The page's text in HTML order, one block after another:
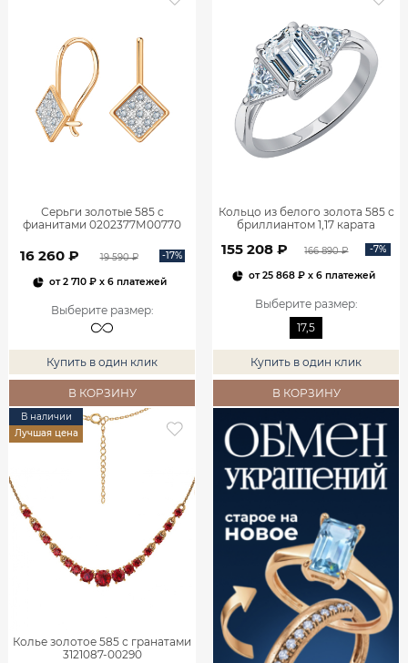
Серьги золотые 585 с
фианитами 0202377М00770
16 260 ₽ 19 590 ₽ -17%
от2 710 ₽x 6 платежей
Выберите размер:
Купить в один клик
В КОРЗИНУ
Кольцо из белого золота 585 с
бриллиантом 1,17 карата
155 208 ₽ 166 890 ₽ -7%
от25 868 ₽x 6 платежей
Выберите размер:
17,5
Купить в один клик
В КОРЗИНУ
В наличии
Лучшая цена
Колье золотое 585 с гранатами
3121087-00290